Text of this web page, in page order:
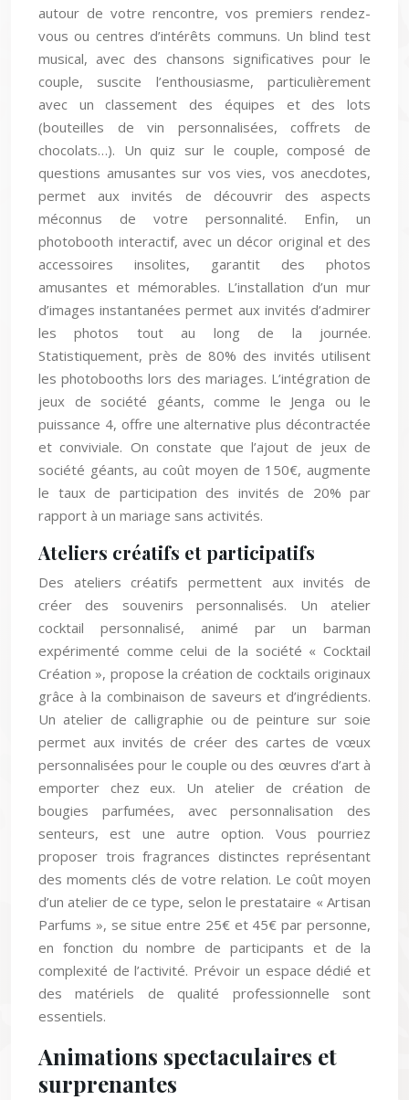
autour de votre rencontre, vos premiers rendez-
vous ou centres d’intérêts communs. Un blind test
musical, avec des chansons significatives pour le
couple, suscite l’enthousiasme, particulièrement
avec un classement des équipes et des lots
(bouteilles de vin personnalisées, coffrets de
chocolats…). Un quiz sur le couple, composé de
questions amusantes sur vos vies, vos anecdotes,
permet aux invités de découvrir des aspects
méconnus de votre personnalité. Enfin, un
photobooth interactif, avec un décor original et des
accessoires insolites, garantit des photos
amusantes et mémorables. L’installation d’un mur
d’images instantanées permet aux invités d’admirer
les photos tout au long de la journée.
Statistiquement, près de 80% des invités utilisent
les photobooths lors des mariages. L’intégration de
jeux de société géants, comme le Jenga ou le
puissance 4, offre une alternative plus décontractée
et conviviale. On constate que l’ajout de jeux de
société géants, au coût moyen de 150€, augmente
le taux de participation des invités de 20% par
rapport à un mariage sans activités.
Ateliers créatifs et participatifs
Des ateliers créatifs permettent aux invités de
créer des souvenirs personnalisés. Un atelier
cocktail personnalisé, animé par un barman
expérimenté comme celui de la société « Cocktail
Création », propose la création de cocktails originaux
grâce à la combinaison de saveurs et d’ingrédients.
Un atelier de calligraphie ou de peinture sur soie
permet aux invités de créer des cartes de vœux
personnalisées pour le couple ou des œuvres d’art à
emporter chez eux. Un atelier de création de
bougies parfumées, avec personnalisation des
senteurs, est une autre option. Vous pourriez
proposer trois fragrances distinctes représentant
des moments clés de votre relation. Le coût moyen
d’un atelier de ce type, selon le prestataire « Artisan
Parfums », se situe entre 25€ et 45€ par personne,
en fonction du nombre de participants et de la
complexité de l’activité. Prévoir un espace dédié et
des matériels de qualité professionnelle sont
essentiels.
Animations spectaculaires et
surprenantes